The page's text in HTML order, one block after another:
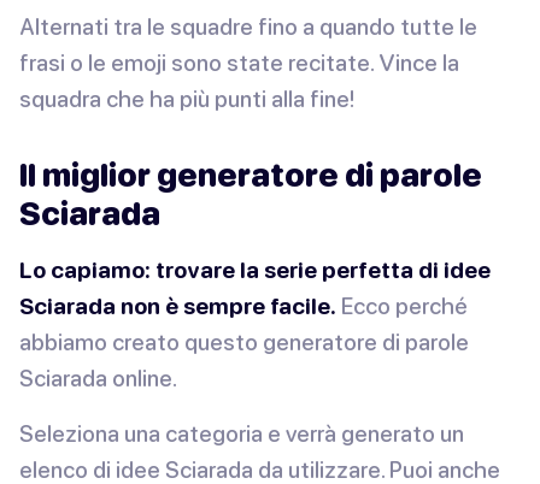
Alternati tra le squadre fino a quando tutte le
frasi o le emoji sono state recitate. Vince la
squadra che ha più punti alla fine!
Il miglior generatore di parole
Sciarada
Lo capiamo: trovare la serie perfetta di idee
Sciarada non è sempre facile. Ecco perché
abbiamo creato questo generatore di parole
Sciarada online.
Seleziona una categoria e verrà generato un
elenco di idee Sciarada da utilizzare. Puoi anche